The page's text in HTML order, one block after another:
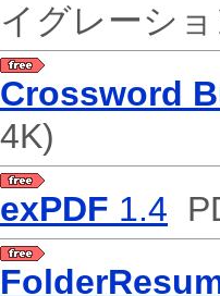
イグレーシ
Crossword
4K)
exPDF 1.4